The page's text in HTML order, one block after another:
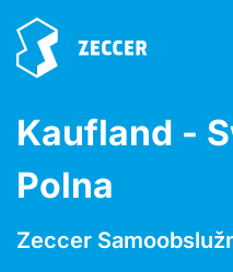
Kaufland -
Polna
Zeccer